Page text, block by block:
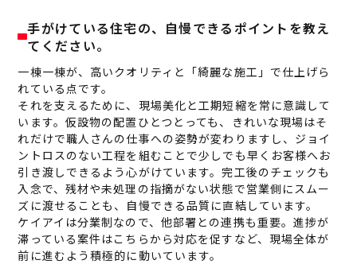
手がけている住宅の、自慢できるポイントを教え
てください。
一棟一棟が、高いクオリティと「綺麗な施工」で仕上げら
れている点です。
それを支えるために、現場美化と工期短縮を常に意識して
います。仮設物の配置ひとつとっても、きれいな現場はそ
れだけで職人さんの仕事への姿勢が変わりますし、ジョイ
ントロスのない工程を組むことで少しでも早くお客様へお
引き渡しできるよう心がけています。完工後のチェックも
入念で、残材や未処理の指摘がない状態で営業側にスムー
ズに渡せることも、自慢できる品質に直結しています。
ケイアイは分業制なので、他部署との連携も重要。進捗が
滞っている案件はこちらから対応を促すなど、現場全体が
前に進むよう積極的に動いています。